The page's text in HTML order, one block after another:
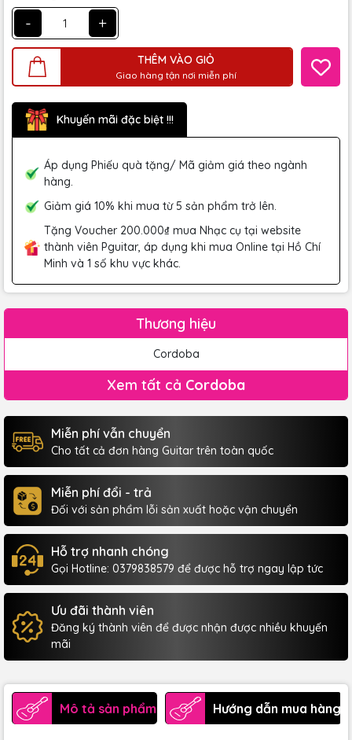
- +
THÊM VÀO GIỎ
Giao hàng tận nơi miễn phí
Khuyến mãi đặc biệt !!!
Áp dụng Phiếu quà tặng/ Mã giảm giá theo ngành
hàng.
Giảm giá 10% khi mua từ 5 sản phẩm trở lên.
Tặng Voucher 200.000₫ mua Nhạc cụ tại website
thành viên Pguitar, áp dụng khi mua Online tại Hồ Chí
Minh và 1 số khu vực khác.
Thương hiệu
Cordoba
Xem tất cả Cordoba
Miễn phí vẫn chuyển
Cho tất cả đơn hàng Guitar trên toàn quốc
Miễn phí đổi - trả
Đối với sản phẩm lỗi sản xuất hoặc vận chuyển
Hỗ trợ nhanh chóng
Gọi Hotline: 0379838579 để được hỗ trợ ngay lập tức
Ưu đãi thành viên
Đăng ký thành viên để được nhận được nhiều khuyến
mãi
Mô tả sản phẩm Hướng dẫn mua hàng